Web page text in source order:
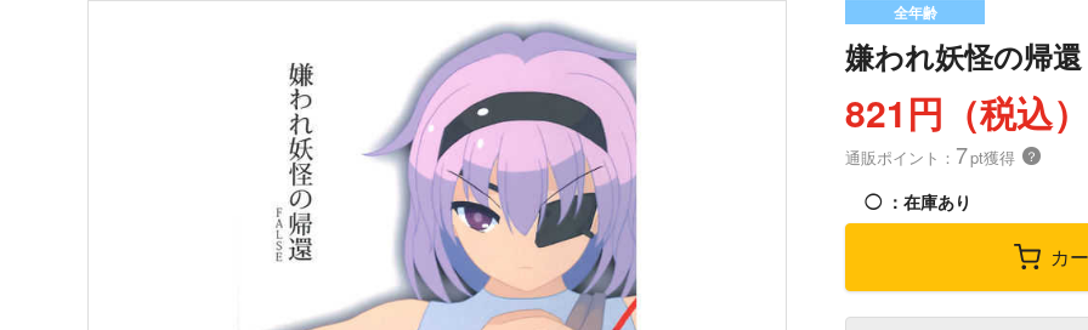
全年齢
嫌われ妖怪の帰還
821円（税込）
通販ポイント： 7pt獲得 ？
◯ ：在庫あり
カ